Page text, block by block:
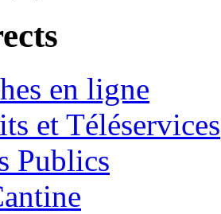
en ligne
et Téléservices
Publics